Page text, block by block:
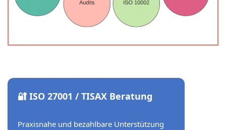
🔐 ISO 27001 / TISAX Beratung
Praxisnahe und bezahlbare Unterstützung